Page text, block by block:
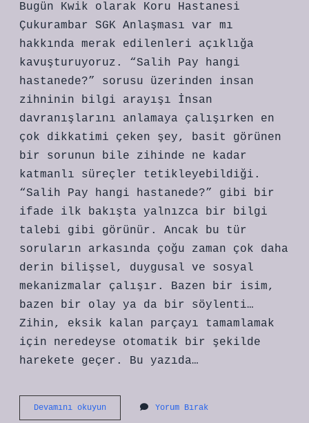
Bugün Kwik olarak Koru Hastanesi
Çukurambar SGK Anlaşması var mı
hakkında merak edilenleri açıklığa
kavuşturuyoruz. “Salih Pay hangi
hastanede?” sorusu üzerinden insan
zihninin bilgi arayışı İnsan
davranışlarını anlamaya çalışırken en
çok dikkatimi çeken şey, basit görünen
bir sorunun bile zihinde ne kadar
katmanlı süreçler tetikleyebildiği.
“Salih Pay hangi hastanede?” gibi bir
ifade ilk bakışta yalnızca bir bilgi
talebi gibi görünür. Ancak bu tür
soruların arkasında çoğu zaman çok daha
derin bilişsel, duygusal ve sosyal
mekanizmalar çalışır. Bazen bir isim,
bazen bir olay ya da bir söylenti…
Zihin, eksik kalan parçayı tamamlamak
için neredeyse otomatik bir şekilde
harekete geçer. Bu yazıda…
Devamını okuyunKoru
Hastanesi
Yorum Bırak